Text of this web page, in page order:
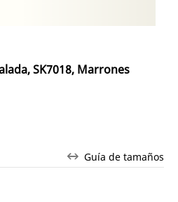
SK7018, Marrones
Guía de tamaños